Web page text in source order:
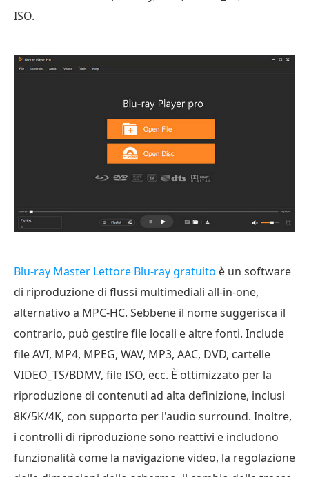
ISO.
Blu-ray Master Lettore Blu-ray gratuito è un software
di riproduzione di flussi multimediali all-in-one,
alternativo a MPC-HC. Sebbene il nome suggerisca il
contrario, può gestire file locali e altre fonti. Include
file AVI, MP4, MPEG, WAV, MP3, AAC, DVD, cartelle
VIDEO_TS/BDMV, file ISO, ecc. È ottimizzato per la
riproduzione di contenuti ad alta definizione, inclusi
8K/5K/4K, con supporto per l'audio surround. Inoltre,
i controlli di riproduzione sono reattivi e includono
funzionalità come la navigazione video, la regolazione